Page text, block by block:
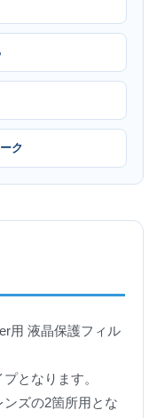
ク
用 液晶保護フィル
となります。
ズの2箇所用とな